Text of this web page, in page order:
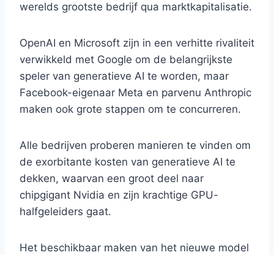
werelds grootste bedrijf qua marktkapitalisatie.
OpenAI en Microsoft zijn in een verhitte rivaliteit
verwikkeld met Google om de belangrijkste
speler van generatieve AI te worden, maar
Facebook-eigenaar Meta en parvenu Anthropic
maken ook grote stappen om te concurreren.
Alle bedrijven proberen manieren te vinden om
de exorbitante kosten van generatieve AI te
dekken, waarvan een groot deel naar
chipgigant Nvidia en zijn krachtige GPU-
halfgeleiders gaat.
Het beschikbaar maken van het nieuwe model